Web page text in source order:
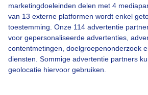
marketingdoeleinden delen met 4
van 13 externe platformen wordt enkel
toestemming. Onze 114 advertentie
voor gepersonaliseerde advertenties,
contentmetingen, doelgroepenonderzoek
diensten. Sommige advertentie partners
geolocatie hiervoor gebruiken.
Over Buienradar
Bedrijfsgegevens